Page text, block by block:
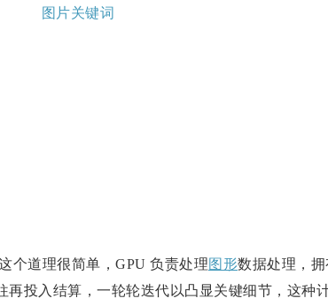
道理很简单，GPU 负责处理图形数据处理，
再投入结算，一轮轮迭代以凸显关键细节，这种